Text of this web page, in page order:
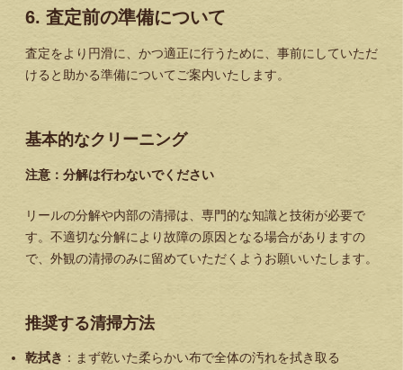
6. 査定前の準備について
査定をより円滑に、かつ適正に行うために、事前にしていただ
けると助かる準備についてご案内いたします。
基本的なクリーニング
注意：分解は行わないでください
リールの分解や内部の清掃は、専門的な知識と技術が必要で
す。不適切な分解により故障の原因となる場合がありますの
で、外観の清掃のみに留めていただくようお願いいたします。
推奨する清掃方法
乾拭き ：まず乾いた柔らかい布で全体の汚れを拭き取る